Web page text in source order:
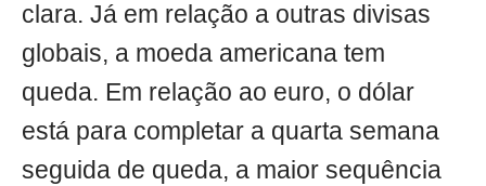
clara. Já em relação a outras divisas
globais, a moeda americana tem
queda. Em relação ao euro, o dólar
está para completar a quarta semana
seguida de queda, a maior sequência